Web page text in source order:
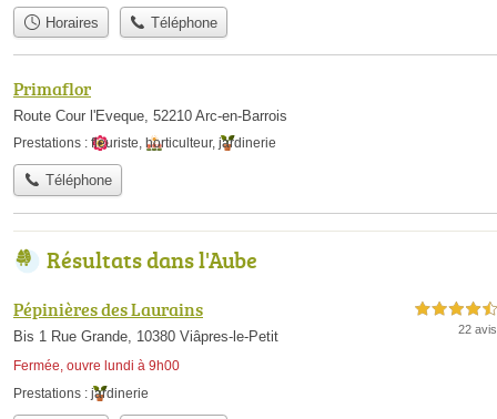
Horaires Téléphone
Primaflor
Route Cour l'Eveque, 52210 Arc-en-Barrois
Prestations : fleuriste, horticulteur, jardinerie
Téléphone
Résultats dans l'Aube
Pépinières des Laurains
Bis 1 Rue Grande, 10380 Viâpres-le-Petit
Fermée, ouvre lundi à 9h00
4,5 étoiles sur 5
22 avis
Prestations : jardinerie